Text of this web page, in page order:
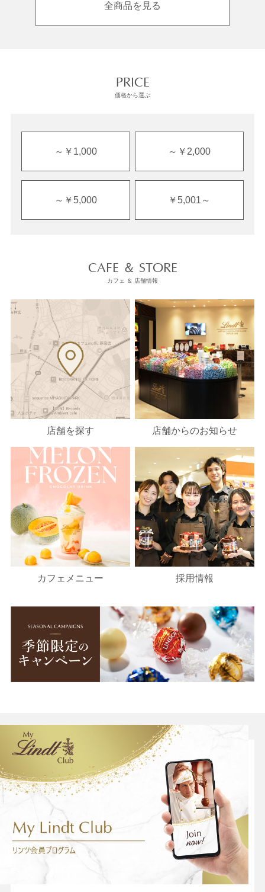
全商品を見る
PRICE
価格から選ぶ
～￥1,000 ～￥2,000
～￥5,000 ￥5,001～
CAFE ＆ STORE
カフェ ＆ 店舗情報
店舗を探す 店舗からのお知らせ
カフェメニュー 採用情報